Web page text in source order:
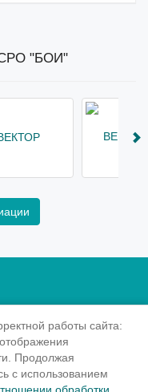
"БОИ"
данных
Рижский пр. 3, литер Б
Тел.: 8-800-505-02-38
работы сайта:
Продолжая
с использованием